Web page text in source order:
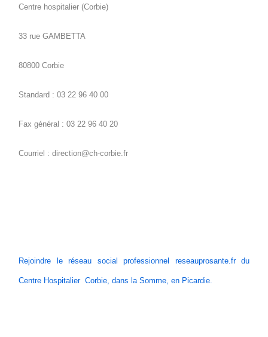
Centre hospitalier (Corbie)
33 rue GAMBETTA
80800 Corbie
Standard : 03 22 96 40 00
Fax général : 03 22 96 40 20
Courriel : direction@ch-corbie.fr
Rejoindre le réseau social professionnel reseauprosante.fr du
Centre Hospitalier Corbie, dans la Somme, en Picardie.